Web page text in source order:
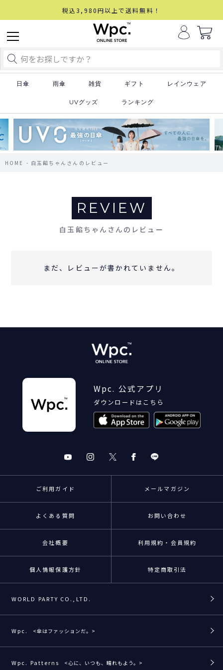
税込3,980円以上で送料無料！
日傘 雨傘 雑貨 ギフト レインウェア
UVグッズ ランキング
HOME 白玉餡ちゃんさんのレビュー
REVIEW
白玉餡ちゃんさんのレビュー
まだ、レビューが書かれていません。
Wpc. 公式アプリ
ダウンロードはこちら
ご利用ガイド メールマガジン
よくある質問 お問い合わせ
会社概要 利用規約・会員規約
個人情報保護方針 特定商取引法
WORLD PARTY CO.,LTD.
Wpc. <傘はファッションだ。>
Wpc. Patterns <心に、いつも、晴れもよう。>